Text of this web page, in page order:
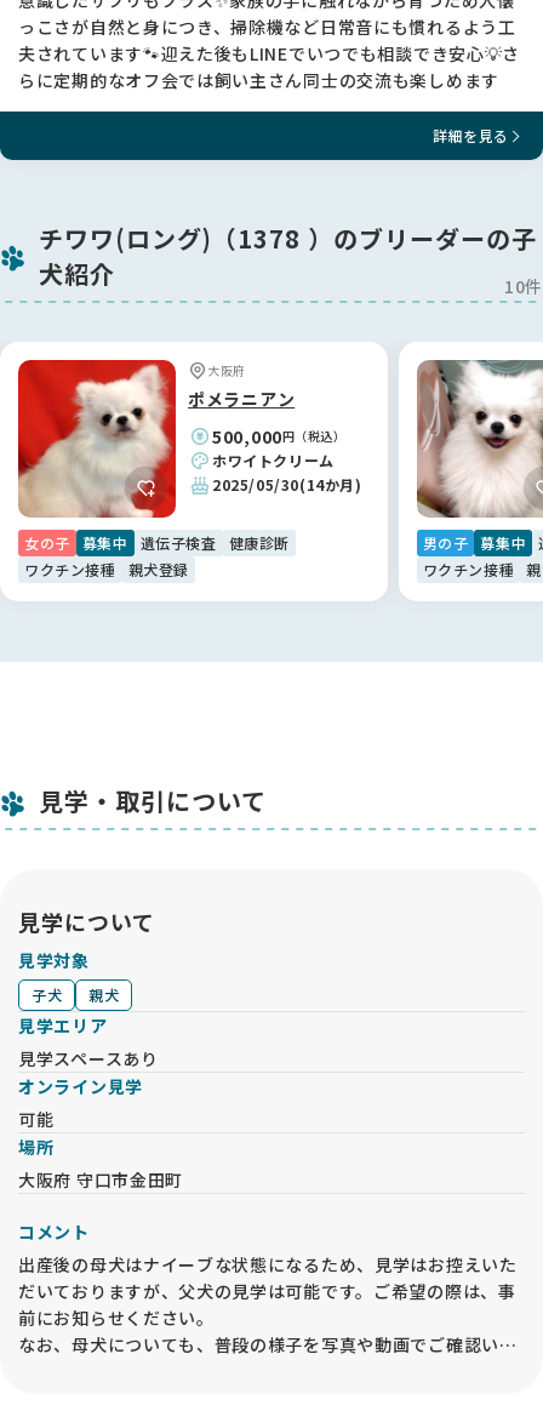
っこさが自然と身につき、掃除機など日常音にも慣れるよう工
夫されています🐾迎えた後もLINEでいつでも相談でき安心💡さ
らに定期的なオフ会では飼い主さん同士の交流も楽しめます
詳細を見る
チワワ(ロング)（1378 ）のブリーダーの子
犬紹介
10件
大阪府
ポメラニアン
500,000円（税込）
ホワイトクリーム
2025/05/30(14か月)
女の子 募集中 遺伝子検査
健康診断
ワクチン接種
親犬登録
男の子 募集中
ワクチン接種
見学・取引について
見学について
見学対象
子犬 親犬
見学エリア
見学スペースあり
オンライン見学
可能
場所
大阪府 守口市金田町
コメント
出産後の母犬はナイーブな状態になるため、見学はお控えいた
だいておりますが、父犬の見学は可能です。ご希望の際は、事
前にお知らせください。
なお、母犬についても、普段の様子を写真や動画でご確認いた